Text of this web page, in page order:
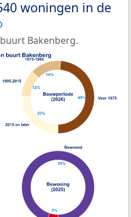
woningen in de
Bakenberg.